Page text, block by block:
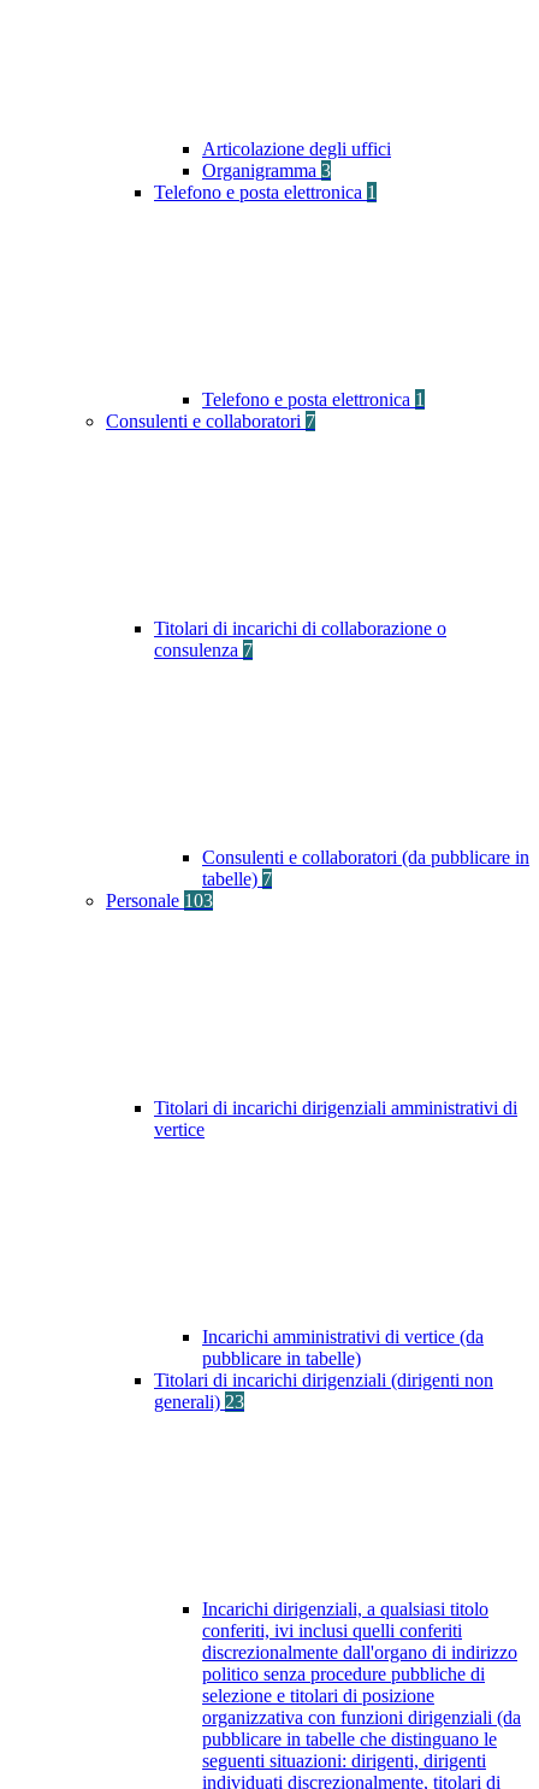
Articolazione degli uffici
Organigramma 3
Telefono e posta elettronica 1
Telefono e posta elettronica 1
Consulenti e collaboratori 7
Titolari di incarichi di collaborazione o
consulenza 7
Consulenti e collaboratori (da pubblicare in
tabelle) 7
Personale 103
Titolari di incarichi dirigenziali amministrativi di
vertice
Incarichi amministrativi di vertice (da
pubblicare in tabelle)
Titolari di incarichi dirigenziali (dirigenti non
generali) 23
Incarichi dirigenziali, a qualsiasi titolo
conferiti, ivi inclusi quelli conferiti
discrezionalmente dall'organo di indirizzo
politico senza procedure pubbliche di
selezione e titolari di posizione
organizzativa con funzioni dirigenziali (da
pubblicare in tabelle che distinguano le
seguenti situazioni: dirigenti, dirigenti
individuati discrezionalmente, titolari di